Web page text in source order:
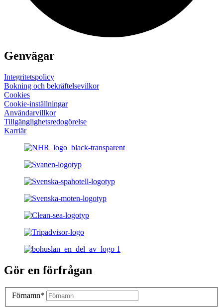
Genvägar
Integritetspolicy
Bokning och bekräftelsevilkor
Cookies
Cookie-inställningar
Användarvillkor
Tillgänglighets­redogörelse
Karriär
Gör en förfrågan
Förnamn*